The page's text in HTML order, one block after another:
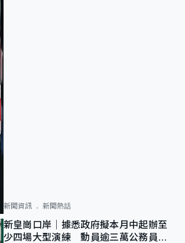
新聞資訊 新聞熱話
新皇崗口岸｜據悉政府擬本月中起辦至
少四場大型演練 動員逾三萬公務員人